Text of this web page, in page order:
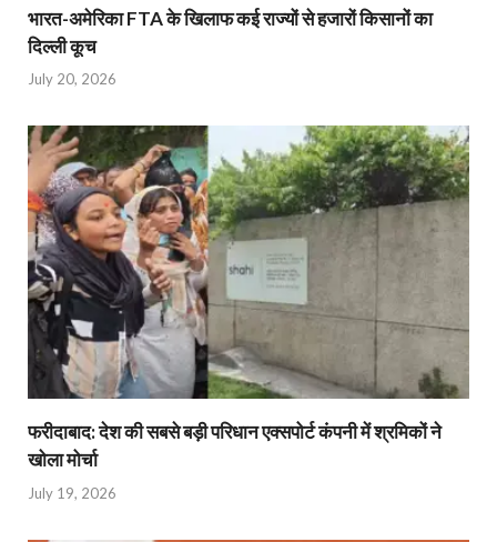
भारत-अमेरिका FTA के खिलाफ कई राज्यों से हजारों किसानों का
दिल्ली कूच
July 20, 2026
फरीदाबाद: देश की सबसे बड़ी परिधान एक्सपोर्ट कंपनी में श्रमिकों ने
खोला मोर्चा
July 19, 2026